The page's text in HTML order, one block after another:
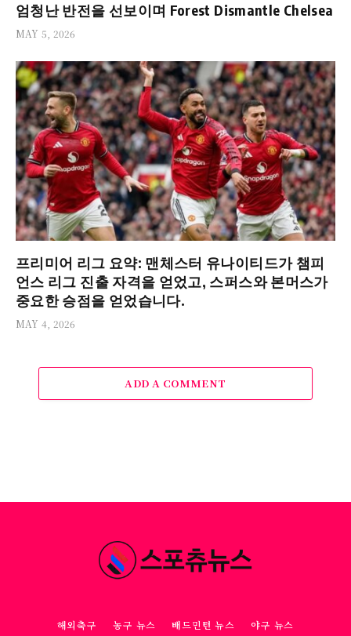
엄청난 반전을 선보이며 Forest Dismantle Chelsea
MAY 5, 2026
프리미어 리그 요약: 맨체스터 유나이티드가 챔피
언스 리그 진출 자격을 얻었고, 스퍼스와 본머스가
중요한 승점을 얻었습니다.
MAY 4, 2026
ADD A COMMENT
해외축구 농구 뉴스 배드민턴 뉴스 야구 뉴스